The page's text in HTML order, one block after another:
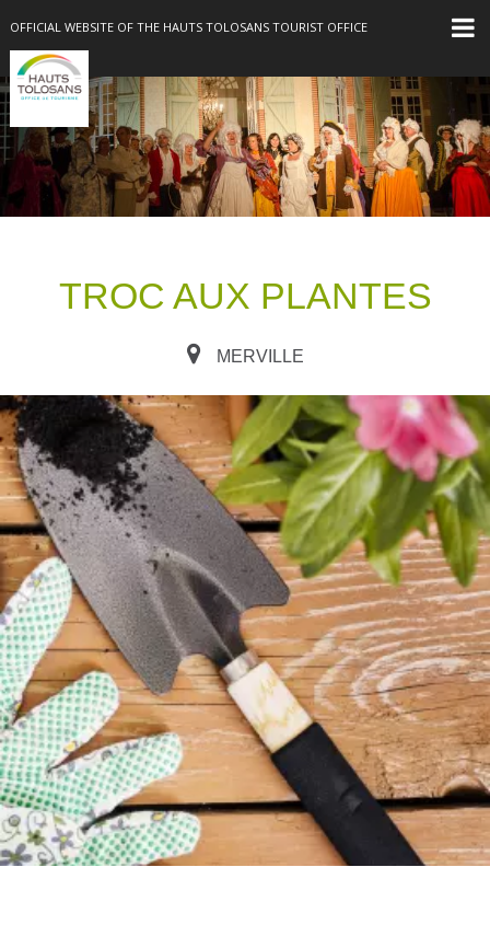
OFFICIAL WEBSITE OF THE HAUTS TOLOSANS TOURIST OFFICE
TROC AUX PLANTES
MERVILLE